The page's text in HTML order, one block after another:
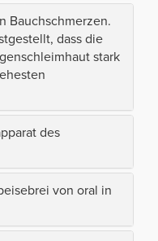
Bauchschmerzen.
dass die
stark
des
von oral in